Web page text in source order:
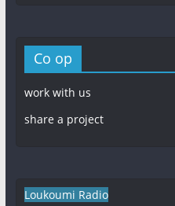
Co op
work with us
share a project
Loukoumi Radio